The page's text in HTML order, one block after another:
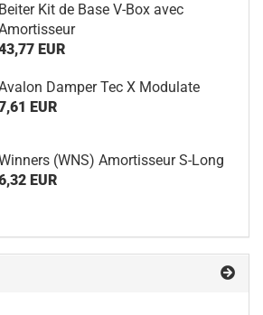
Beiter Kit de Base V-Box avec
EUR
Damper Tec X Modulate
EUR
(WNS) Amortisseur S-Long
EUR